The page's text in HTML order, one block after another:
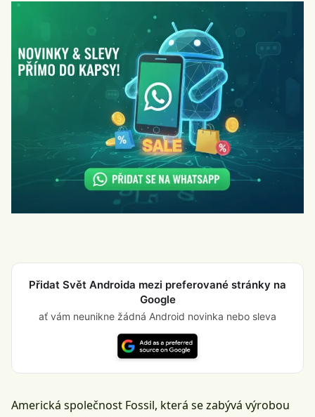
Přidat Svět Androida mezi preferované stránky na
Google
ať vám neunikne žádná Android novinka nebo sleva
Americká společnost Fossil, která se zabývá výrobou